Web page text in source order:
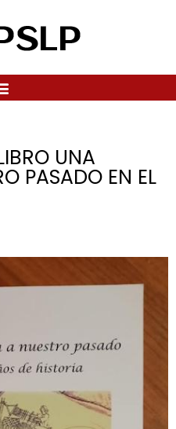
UNA
PASADO EN EL